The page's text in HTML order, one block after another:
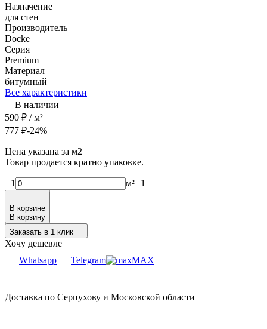
Назначение
для стен
Производитель
Docke
Серия
Premium
Материал
битумный
Все характеристики
В наличии
590 ₽ / м²
777 ₽-24%
Цена указана за м2
Товар продается кратно упаковке.
1 м² 1
В корзине
В корзину
Заказать в 1 клик
Хочу дешевле
Whatsapp
Telegram MAX
Доставка по Серпухову и Московской области